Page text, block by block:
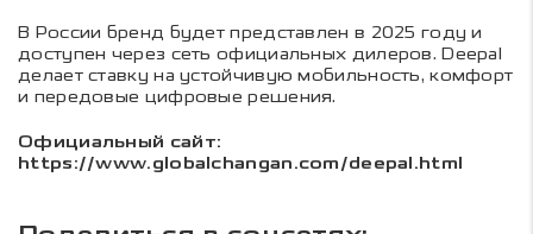
В России бренд будет представлен в 2025 году и
доступен через сеть официальных дилеров. Deepal
делает ставку на устойчивую мобильность, комфорт
и передовые цифровые решения.
Официальный сайт:
https://www.globalchangan.com/deepal.html